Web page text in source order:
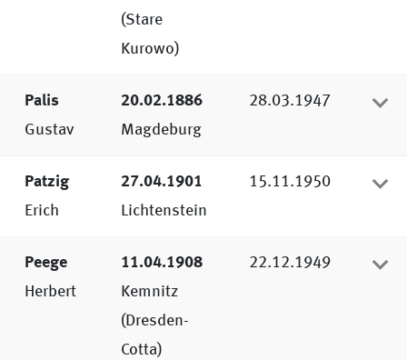
(Stare
Kurowo)
Palis
Gustav
20.02.1886
Magdeburg
28.03.1947
Patzig
Erich
27.04.1901
Lichtenstein
15.11.1950
Peege
Herbert
11.04.1908
Kemnitz
(Dresden-
Cotta)
22.12.1949